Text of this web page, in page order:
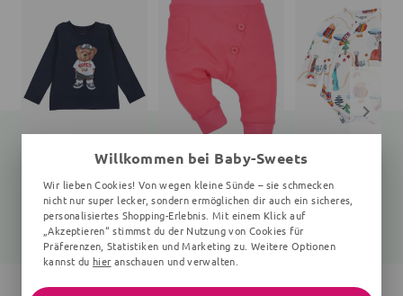
Langarmshirt Teddybär
navy
25,99 €
Hose
rot
22,99 €
Wickelbody Wald
0-6 Monate, weiß
15,05 €
Willkommen bei Baby-Sweets
Wir lieben Cookies! Von wegen kleine Sünde – sie schmecken
nicht nur super lecker, sondern ermöglichen dir auch ein sicheres,
personalisiertes Shopping-Erlebnis. Mit einem Klick auf
„Akzeptieren“ stimmst du der Nutzung von Cookies für
Präferenzen, Statistiken und Marketing zu. Weitere Optionen
kannst du hier anschauen und verwalten.